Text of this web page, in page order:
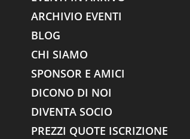
ARCHIVIO EVENTI
BLOG
CHI SIAMO
SPONSOR E AMICI
DICONO DI NOI
DIVENTA SOCIO
PREZZI QUOTE ISCRIZIONE